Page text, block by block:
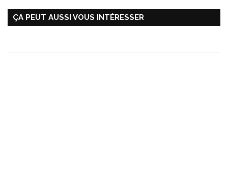
ÇA PEUT AUSSI VOUS INTÉRESSER